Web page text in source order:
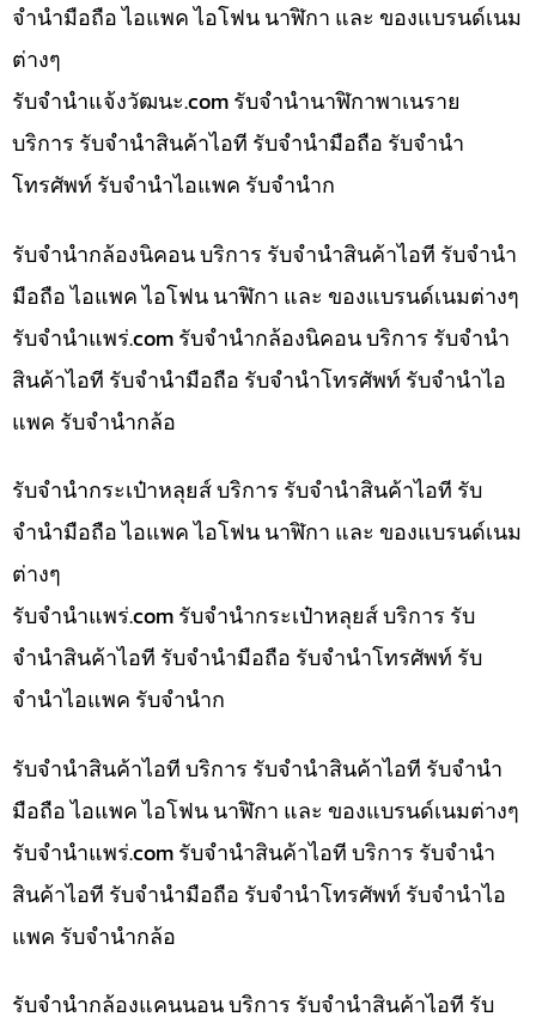
จำนำมือถือ ไอแพค ไอโฟน นาฬิกา และ ของแบรนด์เนม
ต่างๆ
รับจํานําแจ้งวัฒนะ.com รับจำนำนาฬิกาพาเนราย
บริการ รับจำนำสินค้าไอที รับจำนำมือถือ รับจำนำ
โทรศัพท์ รับจำนำไอแพค รับจำนำก
รับจำนำกล้องนิคอน บริการ รับจำนำสินค้าไอที รับจำนำ
มือถือ ไอแพค ไอโฟน นาฬิกา และ ของแบรนด์เนมต่างๆ
รับจํานําแพร่.com รับจำนำกล้องนิคอน บริการ รับจำนำ
สินค้าไอที รับจำนำมือถือ รับจำนำโทรศัพท์ รับจำนำไอ
แพค รับจำนำกล้อ
รับจำนำกระเป๋าหลุยส์ บริการ รับจำนำสินค้าไอที รับ
จำนำมือถือ ไอแพค ไอโฟน นาฬิกา และ ของแบรนด์เนม
ต่างๆ
รับจํานําแพร่.com รับจำนำกระเป๋าหลุยส์ บริการ รับ
จำนำสินค้าไอที รับจำนำมือถือ รับจำนำโทรศัพท์ รับ
จำนำไอแพค รับจำนำก
รับจำนำสินค้าไอที บริการ รับจำนำสินค้าไอที รับจำนำ
มือถือ ไอแพค ไอโฟน นาฬิกา และ ของแบรนด์เนมต่างๆ
รับจํานําแพร่.com รับจำนำสินค้าไอที บริการ รับจำนำ
สินค้าไอที รับจำนำมือถือ รับจำนำโทรศัพท์ รับจำนำไอ
แพค รับจำนำกล้อ
รับจำนำกล้องแคนนอน บริการ รับจำนำสินค้าไอที รับ